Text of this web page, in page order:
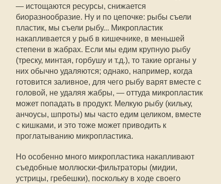
— истощаются ресурсы, снижается
биоразнообразие. Ну и по цепочке: рыбы съели
пластик, мы съели рыбу... Микропластик
накапливается у рыб в кишечнике, в меньшей
степени в жабрах. Если мы едим крупную рыбу
(треску, минтая, горбушу и т.д.), то такие органы у
них обычно удаляются; однако, например, когда
готовится заливное, для чего рыбу варят вместе с
головой, не удаляя жабры, — оттуда микропластик
может попадать в продукт. Мелкую рыбу (кильку,
анчоусы, шпроты) мы часто едим целиком, вместе
с кишками, и это тоже может приводить к
проглатыванию микропластика.
Но особенно много микропластика накапливают
съедобные моллюски-фильтраторы (мидии,
устрицы, гребешки), поскольку в ходе своего